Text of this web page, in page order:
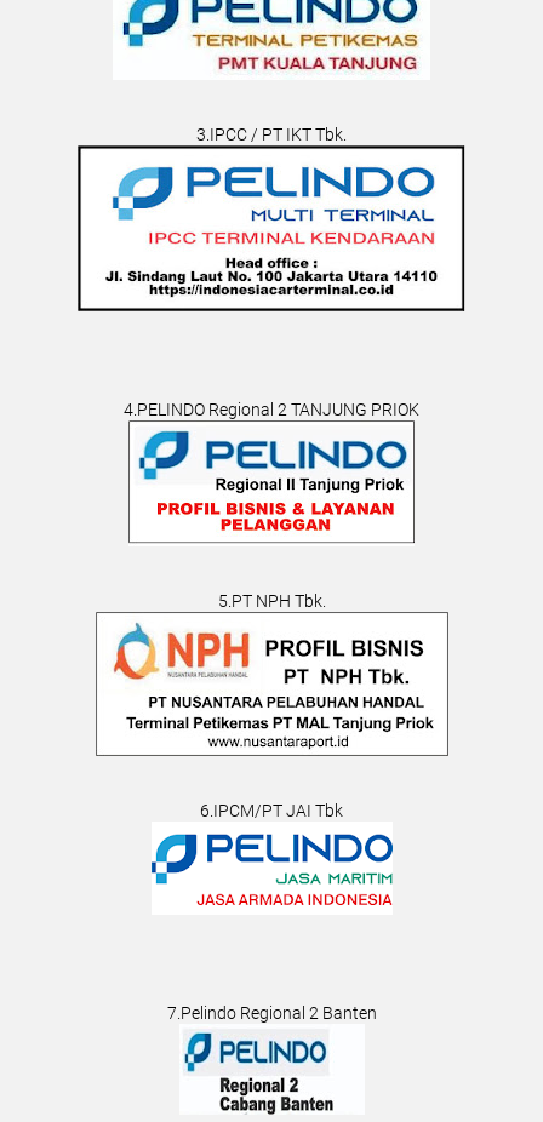
3.IPCC / PT IKT Tbk.
4.PELINDO Regional 2 TANJUNG PRIOK
5.PT NPH Tbk.
6.IPCM/PT JAI Tbk
7.Pelindo Regional 2 Banten